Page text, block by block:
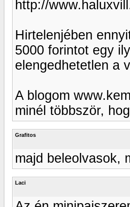
http://
Hirtelenjében
5000 forintot egy
elengedhetetlen a
A blogom
minél többször,
Grafitos
majd beleolvasok,
Laci